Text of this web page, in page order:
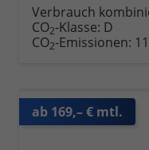
Verbrauch
CO2-Klasse: D
CO2-Emissionen:
ab 169,– € mtl.